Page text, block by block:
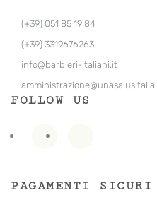
(+39) 051 85 19 84
(+39) 3319676263
info@barbieri-italiani.it
amministrazione@unasalusitalia.
FOLLOW US
PAGAMENTI SICURI